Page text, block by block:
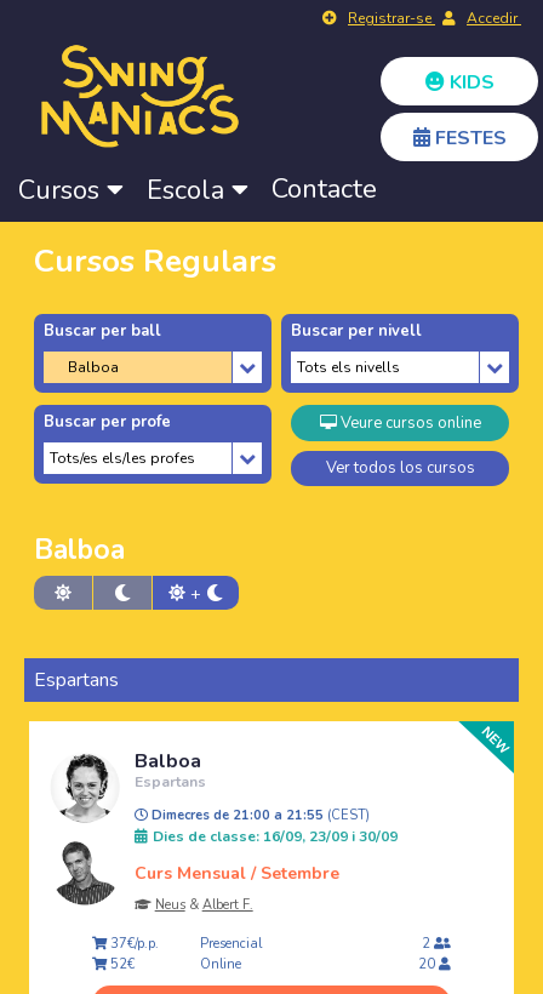
Registrar-se Accedir
KIDS
FESTES
Cursos Escola Contacte
Cursos Regulars
Buscar per ball Buscar per nivell
Buscar per profe Veure cursos online
Ver todos los cursos
Balboa
+
Espartans
Balboa
Espartans
Dimecres de 21:00 a 21:55 (CEST)
Dies de classe: 16/09, 23/09 i 30/09
Curs Mensual / Setembre
Neus& Albert F.
37€/p.p. Presencial
2
52€
Online 20